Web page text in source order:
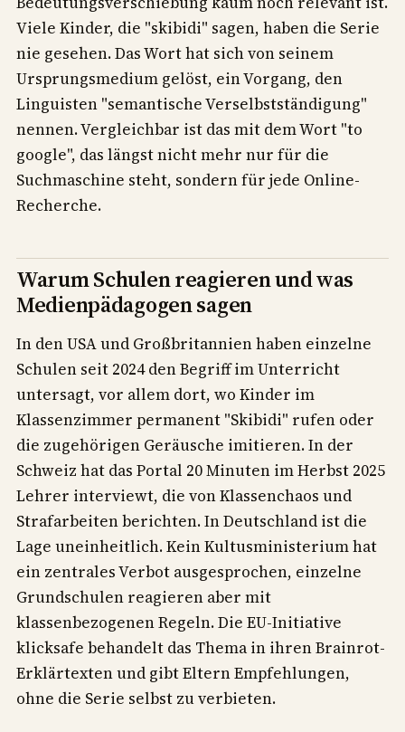
Viele Kinder, die "skibidi" sagen, haben die Serie
nie gesehen. Das Wort hat sich von seinem
Ursprungsmedium gelöst, ein Vorgang, den
Linguisten "semantische Verselbstständigung"
nennen. Vergleichbar ist das mit dem Wort "to
google", das längst nicht mehr nur für die
Suchmaschine steht, sondern für jede Online-
Recherche.
Warum Schulen reagieren und was
Medienpädagogen sagen
In den USA und Großbritannien haben einzelne
Schulen seit 2024 den Begriff im Unterricht
untersagt, vor allem dort, wo Kinder im
Klassenzimmer permanent "Skibidi" rufen oder
die zugehörigen Geräusche imitieren. In der
Schweiz hat das Portal 20 Minuten im Herbst 2025
Lehrer interviewt, die von Klassenchaos und
Strafarbeiten berichten. In Deutschland ist die
Lage uneinheitlich. Kein Kultusministerium hat
ein zentrales Verbot ausgesprochen, einzelne
Grundschulen reagieren aber mit
klassenbezogenen Regeln. Die EU-Initiative
klicksafe behandelt das Thema in ihren Brainrot-
Erklärtexten und gibt Eltern Empfehlungen,
ohne die Serie selbst zu verbieten.